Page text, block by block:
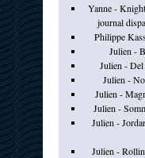
Yanne -
journal
Philippe
Julien -
Julien -
Julien -
Julien -
Julien -
Julien -
Julien -